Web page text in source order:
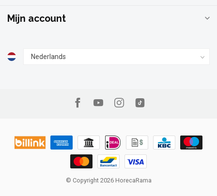
Mijn account
© Copyright 2026 HorecaRama